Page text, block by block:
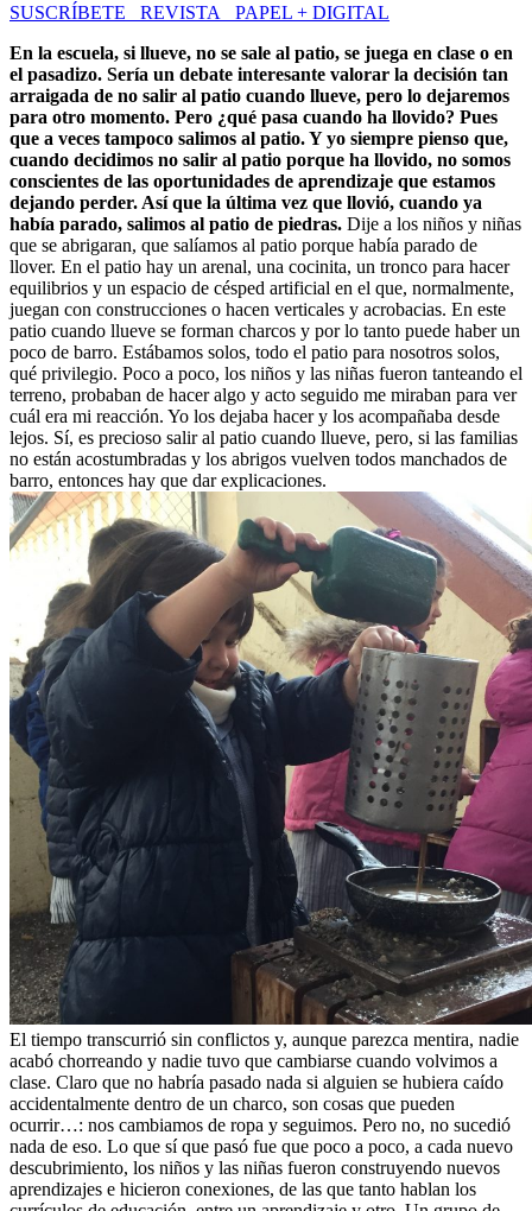
SUSCRÍBETE REVISTA PAPEL + DIGITAL
En la escuela, si llueve, no se sale al patio, se juega en clase o en
el pasadizo. Sería un debate interesante valorar la decisión tan
arraigada de no salir al patio cuando llueve, pero lo dejaremos
para otro momento. Pero ¿qué pasa cuando ha llovido? Pues
que a veces tampoco salimos al patio. Y yo siempre pienso que,
cuando decidimos no salir al patio porque ha llovido, no somos
conscientes de las oportunidades de aprendizaje que estamos
dejando perder. Así que la última vez que llovió, cuando ya
había parado, salimos al patio de piedras. Dije a los niños y niñas
que se abrigaran, que salíamos al patio porque había parado de
llover. En el patio hay un arenal, una cocinita, un tronco para hacer
equilibrios y un espacio de césped artificial en el que, normalmente,
juegan con construcciones o hacen verticales y acrobacias. En este
patio cuando llueve se forman charcos y por lo tanto puede haber un
poco de barro. Estábamos solos, todo el patio para nosotros solos,
qué privilegio. Poco a poco, los niños y las niñas fueron tanteando el
terreno, probaban de hacer algo y acto seguido me miraban para ver
cuál era mi reacción. Yo los dejaba hacer y los acompañaba desde
lejos. Sí, es precioso salir al patio cuando llueve, pero, si las familias
no están acostumbradas y los abrigos vuelven todos manchados de
barro, entonces hay que dar explicaciones.
El tiempo transcurrió sin conflictos y, aunque parezca mentira, nadie
acabó chorreando y nadie tuvo que cambiarse cuando volvimos a
clase. Claro que no habría pasado nada si alguien se hubiera caído
accidentalmente dentro de un charco, son cosas que pueden
ocurrir…: nos cambiamos de ropa y seguimos. Pero no, no sucedió
nada de eso. Lo que sí que pasó fue que poco a poco, a cada nuevo
descubrimiento, los niños y las niñas fueron construyendo nuevos
aprendizajes e hicieron conexiones, de las que tanto hablan los